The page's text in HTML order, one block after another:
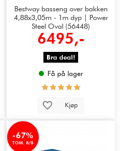
Bestway basseng over bakken
4,88x3,05m - 1m dyp | Power
Steel Oval (56448)
6495,-
Bra deal!
Få på lager
Kjøp
-67%
TOM. 8/8